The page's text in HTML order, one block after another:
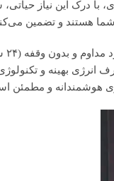
با درک این نیاز
شما هستند و تضمین
انرژی بهینه و
هوشمندانه و مطمئن